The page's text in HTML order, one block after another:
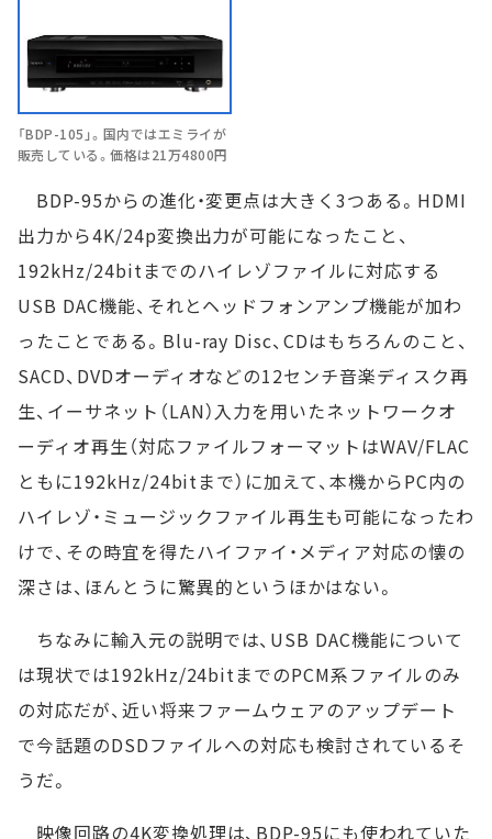
「BDP-105」。国内ではエミライが
販売している。価格は21万4800円
BDP-95からの進化・変更点は大きく3つある。HDMI
出力から4K/24p変換出力が可能になったこと、
192kHz/24bitまでのハイレゾファイルに対応する
USB DAC機能、それとヘッドフォンアンプ機能が加わ
ったことである。Blu-ray Disc、CDはもちろんのこと、
SACD、DVDオーディオなどの12センチ音楽ディスク再
生、イーサネット（LAN）入力を用いたネットワークオ
ーディオ再生（対応ファイルフォーマットはWAV/FLAC
ともに192kHz/24bitまで）に加えて、本機からPC内の
ハイレゾ・ミュージックファイル再生も可能になったわ
けで、その時宜を得たハイファイ・メディア対応の懐の
深さは、ほんとうに驚異的というほかはない。
ちなみに輸入元の説明では、USB DAC機能について
は現状では192kHz/24bitまでのPCM系ファイルのみ
の対応だが、近い将来ファームウェアのアップデート
で今話題のDSDファイルへの対応も検討されているそ
うだ。
映像回路の4K変換処理は、BDP-95にも使われていた